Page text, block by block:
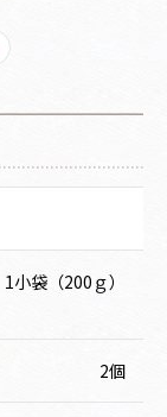
1小袋（200ｇ）
2個